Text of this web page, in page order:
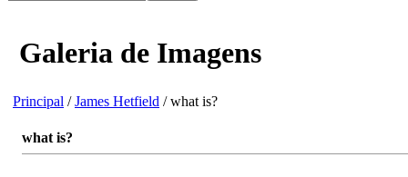
Galeria de Imagens
Principal /James Hetfield / what is?
what is?